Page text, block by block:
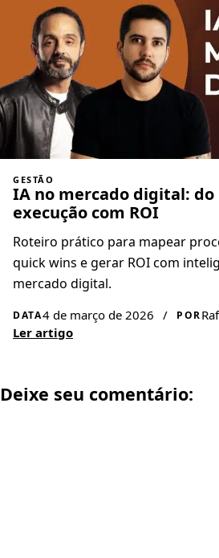
GESTÃO
IA no mercado digital: do
execução com ROI
Roteiro prático para mapear
quick wins e gerar ROI com
mercado digital.
DATA4 de março de 2026 / POR
Ler artigo
Deixe seu comentário: